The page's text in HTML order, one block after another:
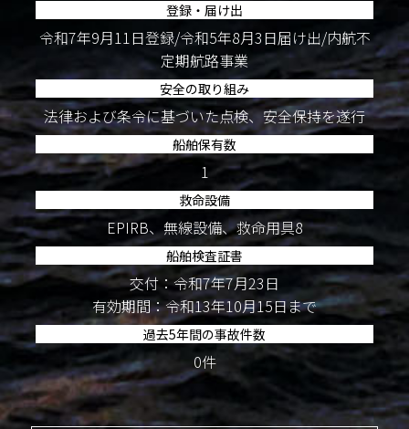
登録・届け出
令和7年9月11日登録/令和5年8月3日届け出/内航不
定期航路事業
安全の取り組み
法律および条令に基づいた点検、安全保持を遂行
船舶保有数
1
救命設備
EPIRB、無線設備、救命用具8
船舶検査証書
交付：令和7年7月23日
有効期間：令和13年10月15日まで
過去5年間の事故件数
0件